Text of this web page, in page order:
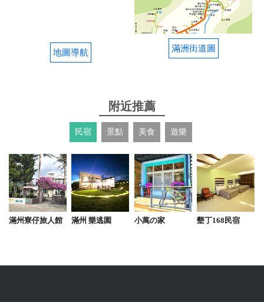
上坡，行程很貼心安排接駁車一路載上山回到部落享
用特色風味午餐，刈菜雞湯清甜，茄子，筍子，雨來
菇炒蛋，村口賣的大果藤榕天然愛玉都很棒。
親切的原住民群落。 好吃的自製辣椒醬
2021-04-04 01:17:26
特別的景觀，海邊石頭也是很特別
from google
地圖導航 滿洲街道圖
附近推薦
民宿 景點 美食 遊樂
滿州寮仔旅人館 滿州 樂逃園 小萬の家 墾丁168民宿